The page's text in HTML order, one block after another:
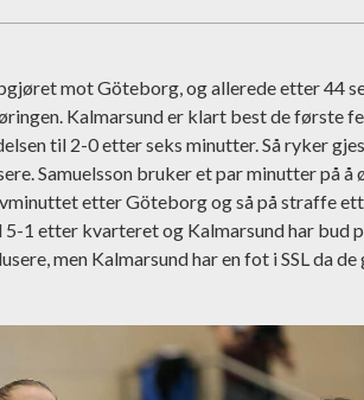
mot Göteborg, og allerede etter 44
Kalmarsund er klart best de første
til 2-0 etter seks minutter. Så ryker
Samuelsson bruker et par minutter på å
etter Göteborg og så på straffe
1 etter kvarteret og Kalmarsund har bud
men Kalmarsund har en fot i SSL da de